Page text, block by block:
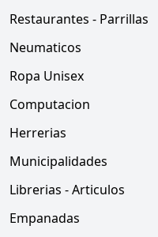
Restaurantes - Parrillas
Neumaticos
Ropa Unisex
Computacion
Herrerias
Municipalidades
Librerias - Articulos
Empanadas